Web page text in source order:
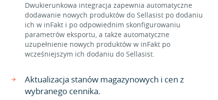
Dwukierunkowa integracja zapewnia automatyczne
dodawanie nowych produktów do Sellasist po dodaniu
ich w inFakt i po odpowiednim skonfigurowaniu
parametrów eksportu, a także automatyczne
uzupełnienie nowych produktów w inFakt po
wcześniejszym ich dodaniu do Sellasist.
Aktualizacja stanów magazynowych i cen z
wybranego cennika.